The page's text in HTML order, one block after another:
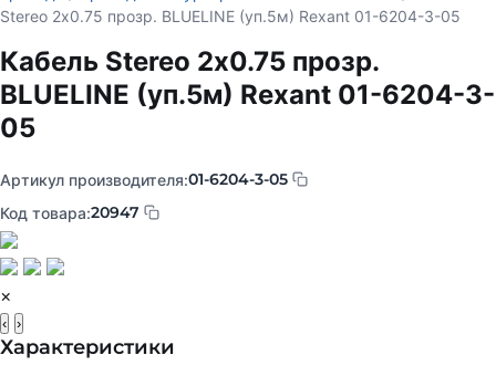
Stereo 2х0.75 прозр. BLUELINE (уп.5м) Rexant 01-6204-3-05
Кабель Stereo 2х0.75 прозр.
BLUELINE (уп.5м) Rexant 01-6204-3-
05
Артикул производителя:01-6204-3-05
Код товара:20947
×
‹ ›
Характеристики